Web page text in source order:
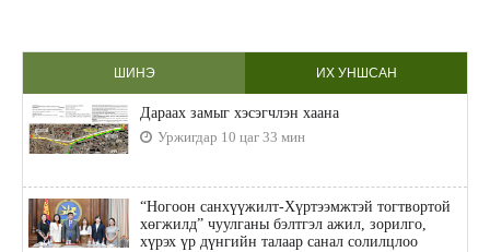
ШИНЭ ИХ УНШСАН
Дараах замыг хэсэгчлэн хаана
Уржигдар 10 цаг 33 мин
“Ногоон санхүүжилт-Хүртээмжтэй тогтвортой
хөгжилд” чуулганы бэлтгэл ажил, зорилго,
хүрэх үр дүнгийн талаар санал солилцлоо